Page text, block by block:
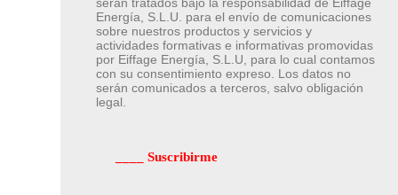
Energía, S.L.U. para el envío de comunicaciones
sobre nuestros productos y servicios y
actividades formativas e informativas promovidas
por Eiffage Energía, S.L.U, para lo cual contamos
con su consentimiento expreso. Los datos no
serán comunicados a terceros, salvo obligación
legal.